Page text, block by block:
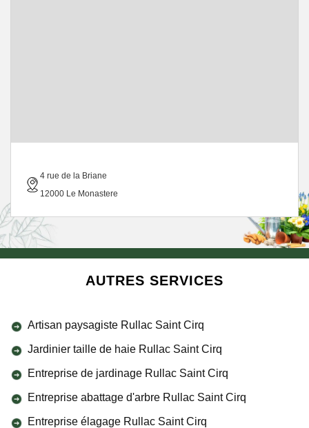
4 rue de la Briane
12000 Le Monastere
AUTRES SERVICES
Artisan paysagiste Rullac Saint Cirq
Jardinier taille de haie Rullac Saint Cirq
Entreprise de jardinage Rullac Saint Cirq
Entreprise abattage d'arbre Rullac Saint Cirq
Entreprise élagage Rullac Saint Cirq